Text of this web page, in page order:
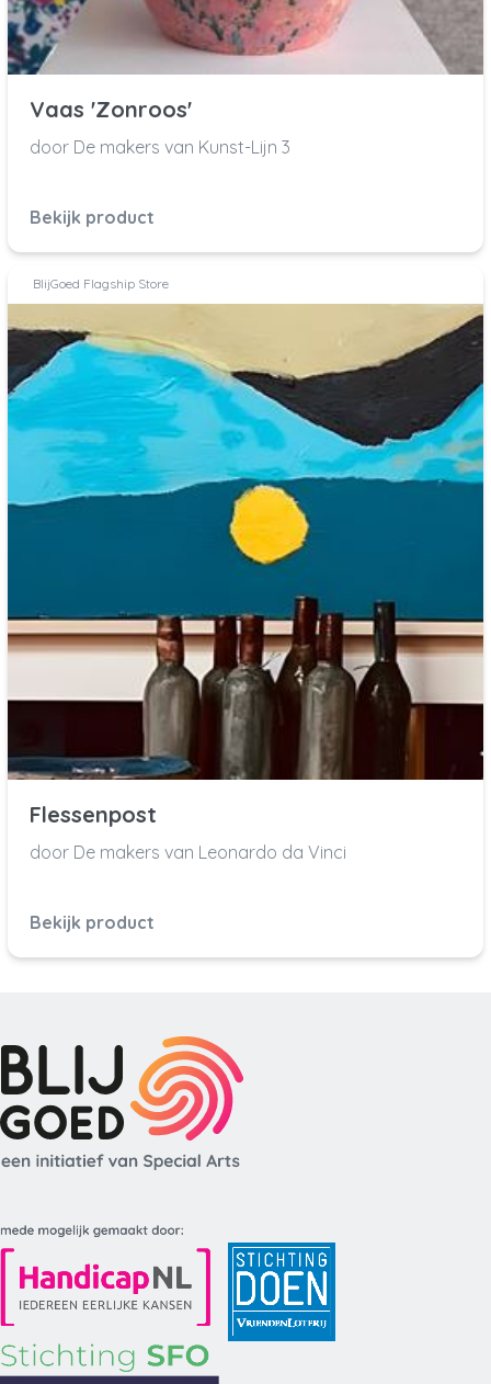
Vaas 'Zonroos'
door De makers van Kunst-Lijn 3
Bekijk product
BlijGoed Flagship Store
Flessenpost
door De makers van Leonardo da Vinci
Bekijk product